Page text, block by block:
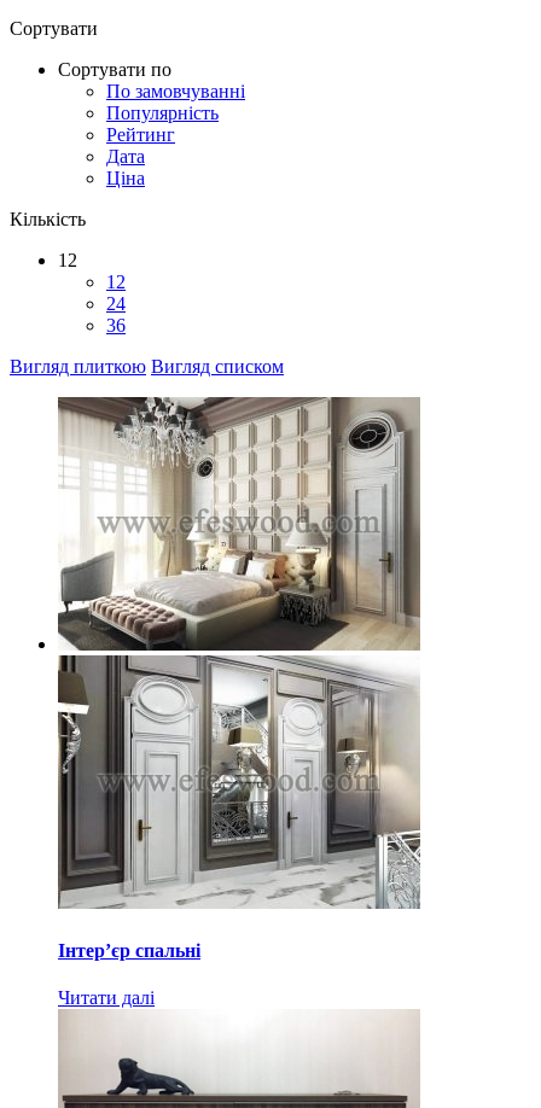
Сортувати
Сортувати по
По замовчуванні
Популярність
Рейтинг
Дата
Ціна
Кількість
12
12
24
36
Вигляд плиткою Вигляд списком
Інтер’єр спальні
Читати далі